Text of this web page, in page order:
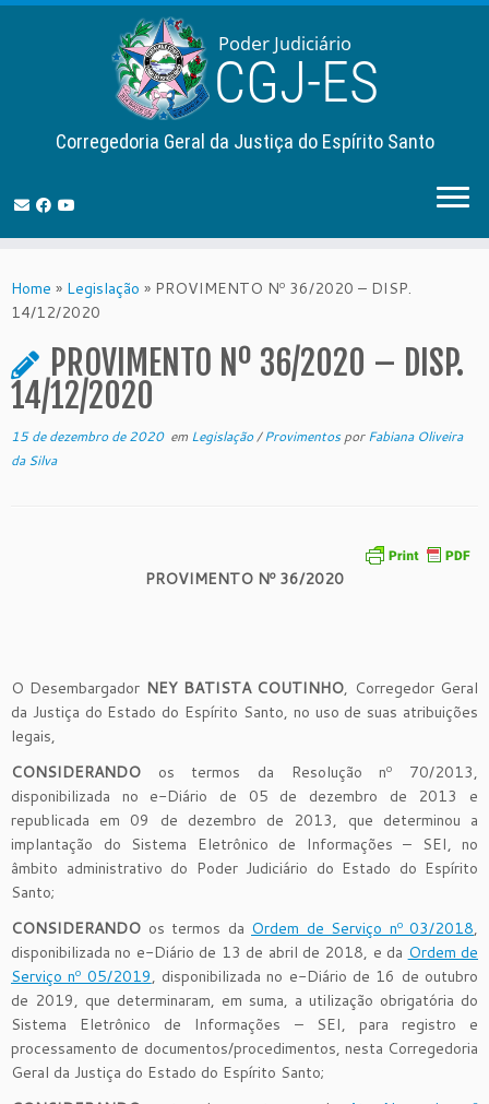
to
content
Corregedoria Geral da Justiça do Espírito Santo
Home » Legislação » PROVIMENTO Nº 36/2020 – DISP.
14/12/2020
PROVIMENTO Nº 36/2020 – DISP.
14/12/2020
15 de dezembro de 2020em Legislação/ProvimentosporFabiana Oliveira
da Silva
PROVIMENTO Nº 36/2020
O Desembargador NEY BATISTA COUTINHO, Corregedor Geral
da Justiça do Estado do Espírito Santo, no uso de suas atribuições
legais,
CONSIDERANDO os termos da Resolução nº 70/2013,
disponibilizada no e-Diário de 05 de dezembro de 2013 e
republicada em 09 de dezembro de 2013, que determinou a
implantação do Sistema Eletrônico de Informações – SEI, no
âmbito administrativo do Poder Judiciário do Estado do Espírito
Santo;
CONSIDERANDO os termos da Ordem de Serviço nº 03/2018,
disponibilizada no e-Diário de 13 de abril de 2018, e da Ordem de
Serviço nº 05/2019, disponibilizada no e-Diário de 16 de outubro
de 2019, que determinaram, em suma, a utilização obrigatória do
Sistema Eletrônico de Informações – SEI, para registro e
processamento de documentos/procedimentos, nesta Corregedoria
Geral da Justiça do Estado do Espírito Santo;